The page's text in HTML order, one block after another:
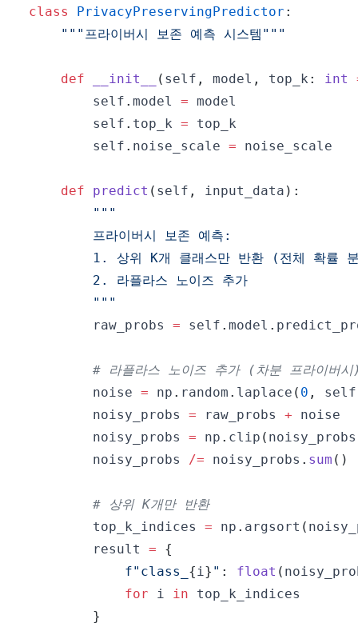
class PrivacyPreservingPredictor :
"""프라이버시 보존 예측 시스템"""
def __init__ ( self , model , top_k : int
        self
. model =
        self
. top_k =
        self
. noise_scale =
def predict ( self , input_data ) :
        """
        raw_probs
= self . model .
# 라플라스 노이즈 추가 (차분 프라이버
        noise
= np . random . laplace ( 0 , self
        noisy_probs
= raw_probs +
        noisy_probs
= np . clip ( noisy_probs
        noisy_probs
/= noisy_probs . sum ( )
# 상위 K개만 반환
        top_k_indices
= np . argsort (
        result
=
{
f"class_ {i} " : float (
for i in
}